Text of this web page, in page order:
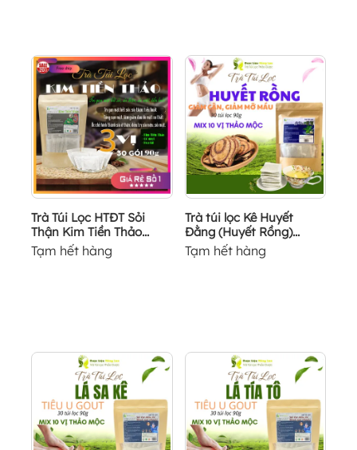
Trà Túi Lọc HTĐT Sỏi
Thận Kim Tiền Thảo...
Tạm hết hàng
Trà túi lọc Kê Huyết
Đằng (Huyết Rồng)...
Tạm hết hàng